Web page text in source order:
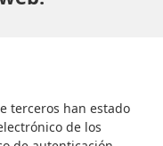
terceros han estado
de los